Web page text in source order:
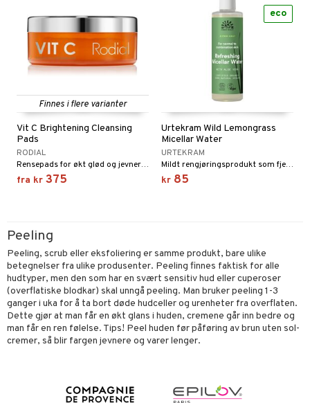
Finnes i flere varianter
Vit C Brightening Cleansing
Pads
RODIAL
Rensepads for økt glød og jevnere hudtone fra Rodial
fra kr 375
Urtekram Wild Lemongrass
Micellar Water
URTEKRAM
Mildt rengjøringsprodukt som fjerner urenheter og sminke i ett enkelt sveip.
kr 85
eco
Peeling
Peeling, scrub eller eksfoliering er samme produkt, bare ulike
betegnelser fra ulike produsenter. Peeling finnes faktisk for alle
hudtyper, men den som har en svært sensitiv hud eller cuperoser
(overflatiske blodkar) skal unngå peeling. Man bruker peeling 1-3
ganger i uka for å ta bort døde hudceller og urenheter fra overflaten.
Dette gjør at man får en økt glans i huden, cremene går inn bedre og
man får en ren følelse. Tips! Peel huden før påføring av brun uten sol-
cremer, så blir fargen jevnere og varer lenger.